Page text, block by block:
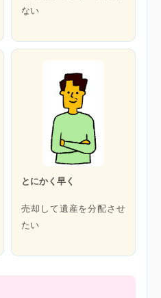
ない
とにかく早く
売却して遺産を分配させ
たい